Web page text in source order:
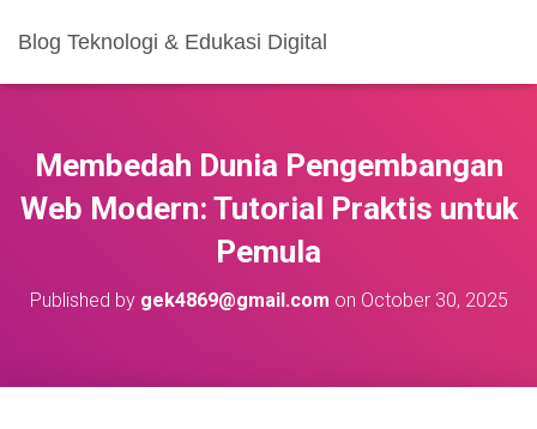
Blog Teknologi & Edukasi Digital
Membedah Dunia Pengembangan
Web Modern: Tutorial Praktis untuk
Pemula
Published by gek4869@gmail.com on October 30, 2025